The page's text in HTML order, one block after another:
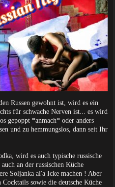
Russen gewohnt ist, wird es ein
für schwache Nerven ist... es wird
gepoppt *anmach* oder anders
und zu hemmungslos, dann seit Ihr
wird es auch typische russische
an der russischen Küche
Soljanka al'a Icke machen ! Aber
sowie die deutsche Küche